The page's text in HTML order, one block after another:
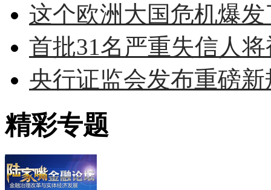
这个欧洲大国危机爆
首批31名严重失信人
央行证监会发布重磅
精彩专题